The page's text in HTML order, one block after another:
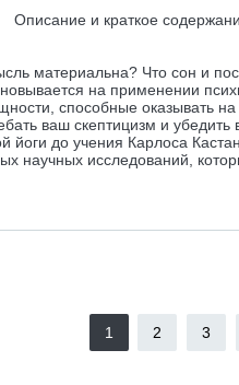
Описание и краткое
материальна? Что сон и
на применении
способные оказывать на
ваш скептицизм и
йоги до учения Карлоса
научных исследований,
1 2 3